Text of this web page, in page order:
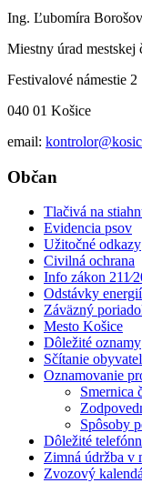
Ing. Ľubomíra
Miestny úrad mestskej
Festivalové námestie 2
040 01 Košice
email:
Občan
Tlačivá na
Evidencia psov
Užitočné odkazy
Civilná ochrana
Info zákon
Odstávky energií
Záväzný
Mesto Košice
Dôležité oznamy
Sčítanie
Oznamovanie
Smernica
Spôsoby
Dôležité
Zimná údržba v
Zvozový